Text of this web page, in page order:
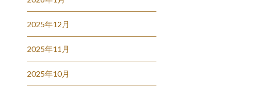
2025年12月
2025年11月
2025年10月